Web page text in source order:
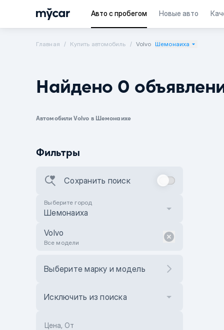
Авто с пробегом Новые авто
Главная Купить автомобиль Volvo Шемонаиха
Найдено 0
Автомобили Volvo в Шемонаихе
Фильтры
Сохранить поиск
Выберите город
Шемонаиха
Volvo
Все модели
Выберите марку и модель
Исключить из поиска
Цена, От